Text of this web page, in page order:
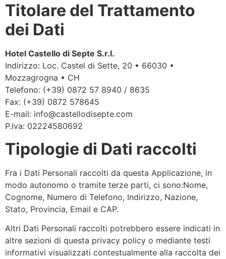
Titolare del Trattamento
dei Dati
Hotel Castello di Septe S.r.l.
Indirizzo: Loc. Castel di Sette, 20 • 66030 •
Mozzagrogna • CH
Telefono: (+39) 0872 57 8940 / 8635
Fax: (+39) 0872 578645
E-mail: info@castellodisepte.com
P.Iva: 02224580692
Tipologie di Dati raccolti
Fra i Dati Personali raccolti da questa Applicazione, in
modo autonomo o tramite terze parti, ci sono:Nome,
Cognome, Numero di Telefono, Indirizzo, Nazione,
Stato, Provincia, Email e CAP.
Altri Dati Personali raccolti potrebbero essere indicati in
altre sezioni di questa privacy policy o mediante testi
informativi visualizzati contestualmente alla raccolta dei